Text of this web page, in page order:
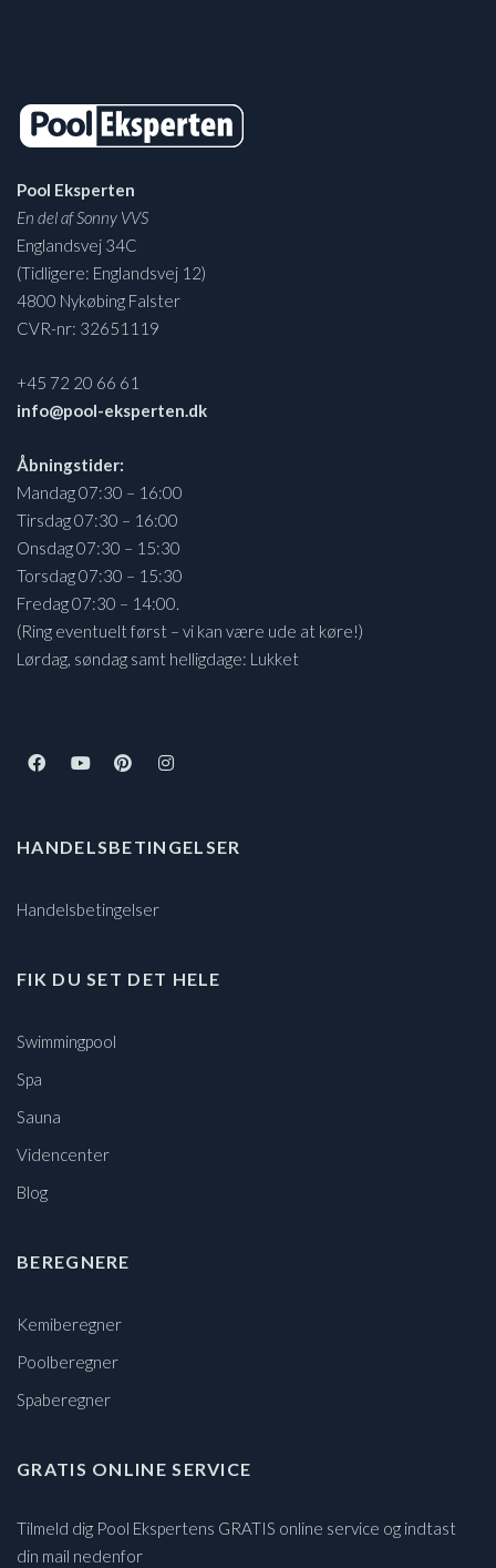
Pool Eksperten
En del af Sonny VVS
Englandsvej 34C
(Tidligere: Englandsvej 12)
4800 Nykøbing Falster
CVR-nr: 32651119
+45 72 20 66 61
info@pool-eksperten.dk
Åbningstider:
Mandag 07:30 – 16:00
Tirsdag 07:30 – 16:00
Onsdag 07:30 – 15:30
Torsdag 07:30 – 15:30
Fredag 07:30 – 14:00.
(Ring eventuelt først – vi kan være ude at køre!)
Lørdag, søndag samt helligdage: Lukket
HANDELSBETINGELSER
Handelsbetingelser
FIK DU SET DET HELE
Swimmingpool
Spa
Sauna
Videncenter
Blog
BEREGNERE
Kemiberegner
Poolberegner
Spaberegner
GRATIS ONLINE SERVICE
Tilmeld dig Pool Ekspertens GRATIS online service og indtast
din mail nedenfor